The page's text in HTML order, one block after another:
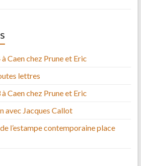
Caen chez Prune et Eric
lettres
Caen chez Prune et Eric
avec Jacques Callot
l’estampe contemporaine place